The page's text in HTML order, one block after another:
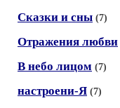
Сказки и сны (7)
Отражения любви
В небо лицом (7)
настроени-Я (7)